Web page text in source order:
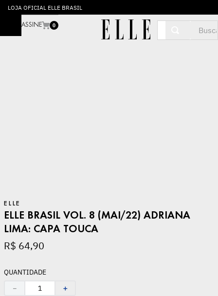
LOJA OFICIAL ELLE BRASIL
ASSINE 0
ELLE
ELLE BRASIL VOL. 8 (MAI/22) ADRIANA
LIMA: CAPA TOUCA
R$ 64,90
QUANTIDADE
＋
－